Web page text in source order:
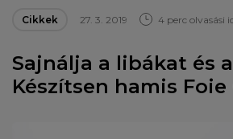
Cikkek 27. 3. 2019 4 perc olvasási
Sajnálja a libákat és
Készítsen hamis Foie